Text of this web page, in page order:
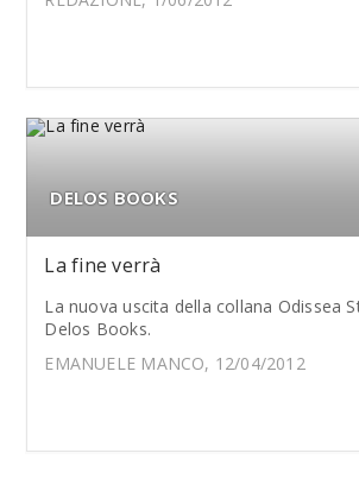
DELOS BOOKS
La fine verrà
La nuova uscita della collana Odissea
Delos Books.
EMANUELE MANCO, 12/04/2012